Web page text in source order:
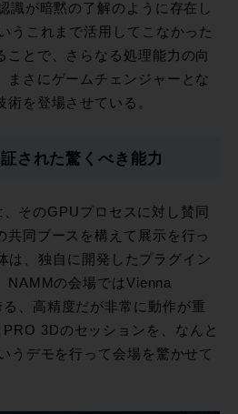
識が暗黙の了解のように存在し
うこれまで活用してこなかった
ことで、さらなる処理能力の向
まさにゲームチェンジャーとな
術を登場させている。
された驚くべき能力
そのGPUプロセスに対し賛同
共同ブースを構えて展示を行っ
は、独自に開発したプラグイン
NAMMの会場ではVienna
、高精度だが非常に動作が重
3Dのセッションを、なんと
うデモを行って会場を驚かせて